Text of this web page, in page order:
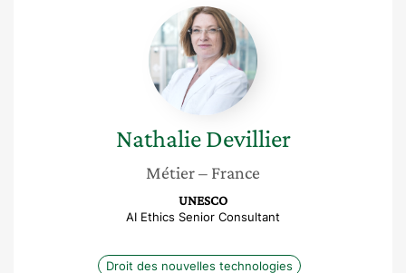
Nathalie
Devillier
Nathalie Devillier
Métier– France
UNESCO
AI Ethics Senior Consultant
Droit des nouvelles technologies